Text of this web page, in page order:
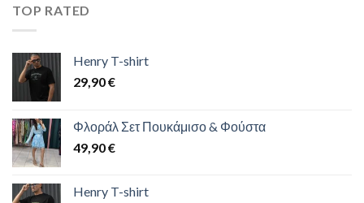
TOP RATED
Henry T-shirt
29,90€
Φλοράλ Σετ Πουκάμισο & Φούστα
49,90€
Henry T-shirt